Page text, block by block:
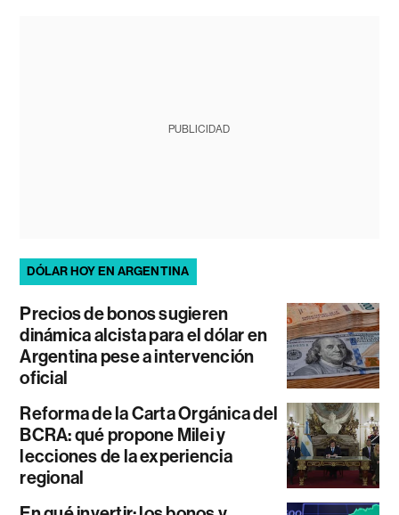
PUBLICIDAD
DÓLAR HOY EN ARGENTINA
Precios de bonos sugieren
dinámica alcista para el dólar en
Argentina pese a intervención
oficial
Reforma de la Carta Orgánica del
BCRA: qué propone Milei y
lecciones de la experiencia
regional